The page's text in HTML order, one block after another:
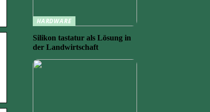
HARDWARE
Silikon tastatur als Lösung in
der Landwirtschaft